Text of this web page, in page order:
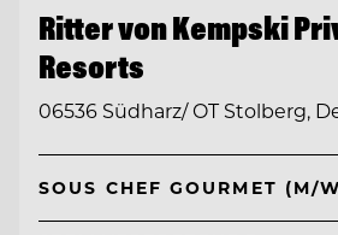
Ritter von Kempski
Resorts
06536 Südharz/ OT Stolberg,
SOUS CHEF GOURMET (M/